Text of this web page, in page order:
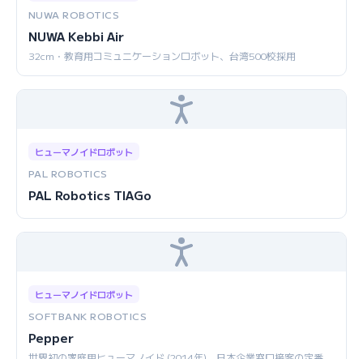
NUWA ROBOTICS
NUWA Kebbi Air
32cm・教育用コミュニケーションロボット、台湾500校採用
ヒューマノイドロボット
PAL ROBOTICS
PAL Robotics TIAGo
ヒューマノイドロボット
SOFTBANK ROBOTICS
Pepper